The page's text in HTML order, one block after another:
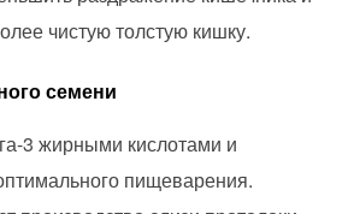
чистую толстую кишку.
семени
3 жирными кислотами и
пищеварения.